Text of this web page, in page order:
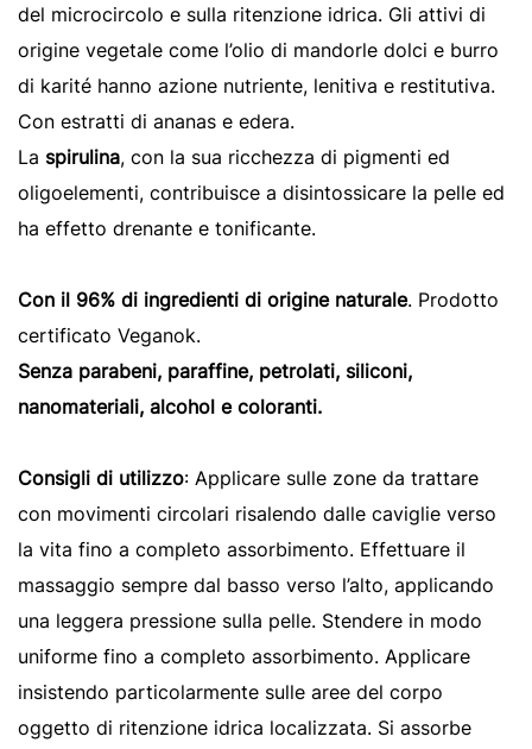
del microcircolo e sulla ritenzione idrica. Gli attivi di
origine vegetale come l’olio di mandorle dolci e burro
di karité hanno azione nutriente, lenitiva e restitutiva.
Con estratti di ananas e edera.
La spirulina, con la sua ricchezza di pigmenti ed
oligoelementi, contribuisce a disintossicare la pelle ed
ha effetto drenante e tonificante.
Con il 96% di ingredienti di origine naturale. Prodotto
certificato Veganok.
Senza parabeni, paraffine, petrolati, siliconi,
nanomateriali, alcohol e coloranti.
Consigli di utilizzo: Applicare sulle zone da trattare
con movimenti circolari risalendo dalle caviglie verso
la vita fino a completo assorbimento. Effettuare il
massaggio sempre dal basso verso l’alto, applicando
una leggera pressione sulla pelle. Stendere in modo
uniforme fino a completo assorbimento. Applicare
insistendo particolarmente sulle aree del corpo
oggetto di ritenzione idrica localizzata. Si assorbe